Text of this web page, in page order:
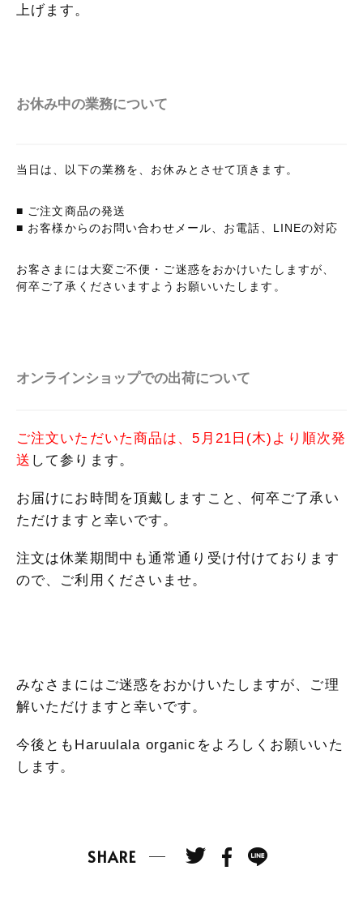
上げます。
お休み中の業務について
当日は、以下の業務を、お休みとさせて頂きます。
■ ご注文商品の発送
■ お客様からのお問い合わせメール、お電話、LINEの対応
お客さまには大変ご不便・ご迷惑をおかけいたしますが、
何卒ご了承くださいますようお願いいたします。
オンラインショップでの出荷について
ご注文いただいた商品は、5月21日(木)より順次発
送 して参ります。
お届けにお時間を頂戴しますこと、何卒ご了承い
ただけますと幸いです。
注文は休業期間中も通常通り受け付けております
ので、ご利用くださいませ。
みなさまにはご迷惑をおかけいたしますが、ご理
解いただけますと幸いです。
今後ともHaruulala organicをよろしくお願いいた
します。
SHARE